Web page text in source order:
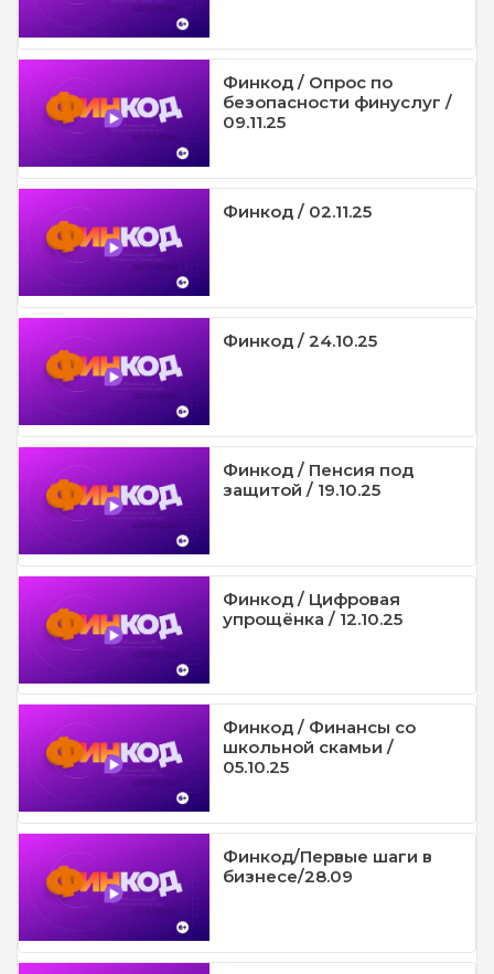
Финкод / Опрос по
безопасности финуслуг /
09.11.25
Финкод / 02.11.25
Финкод / 24.10.25
Финкод / Пенсия под
защитой / 19.10.25
Финкод / Цифровая
упрощёнка / 12.10.25
Финкод / Финансы со
школьной скамьи /
05.10.25
Финкод/Первые шаги в
бизнесе/28.09